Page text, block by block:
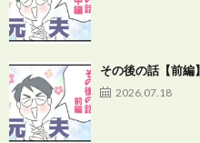
その後の話【前編】
2026.07.18